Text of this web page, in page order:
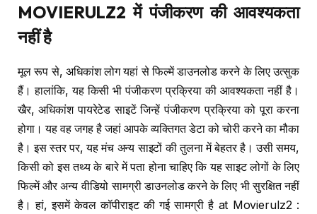
MOVIERULZ2में पंजीकरण की आवश्यकता
नहीं है
मूल रूप से, अधिकांश लोग यहां से फिल्में डाउनलोड करने के लिए उत्सुक
हैं। हालांकि, यह किसी भी पंजीकरण प्रक्रिया की आवश्यकता नहीं है।
खैर, अधिकांश पायरेटेड साइटें जिन्हें पंजीकरण प्रक्रिया को पूरा करना
होगा। यह वह जगह है जहां आपके व्यक्तिगत डेटा को चोरी करने का मौका
है। इस स्तर पर, यह मंच अन्य साइटों की तुलना में बेहतर है। उसी समय,
किसी को इस तथ्य के बारे में पता होना चाहिए कि यह साइट लोगों के लिए
फिल्में और अन्य वीडियो सामग्री डाउनलोड करने के लिए भी सुरक्षित नहीं
है। हां, इसमें केवल कॉपीराइट की गई सामग्री है at Movierulz2 :